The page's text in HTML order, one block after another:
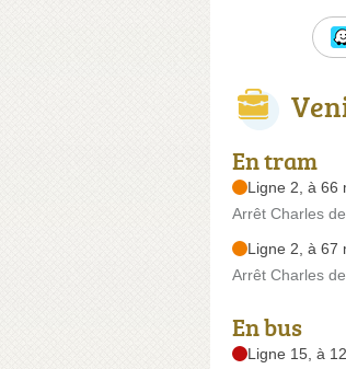
En tram
Ligne 2, à 66
Arrêt Charles
Ligne 2, à 67
Arrêt Charles
En bus
Ligne 15, à